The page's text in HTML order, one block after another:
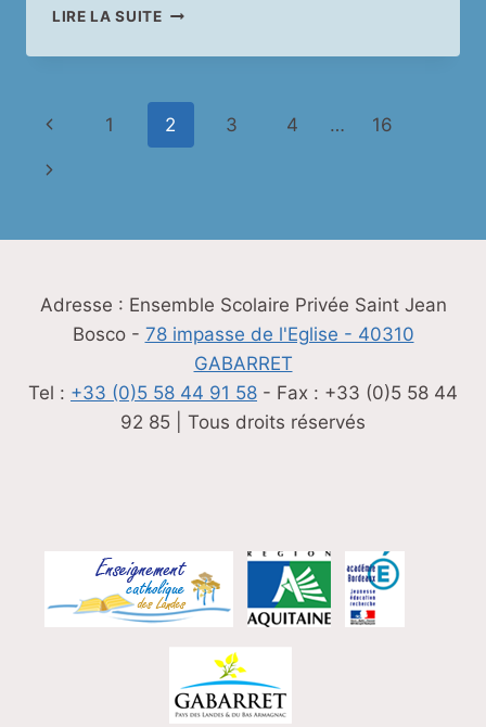
LIRE LA SUITENOUVEAUTÉ: OUVERTURE
ATELIER
POUR
LES
COLLÉGIENS
4ÈME
Navigation
de
Page
précédente
1 2 3 4 … 16
Page
Adresse : Ensemble Scolaire Privée Saint Jean
Bosco - 78 impasse de l'Eglise - 40310
GABARRET
Tel : +33 (0)5 58 44 91 58 - Fax : +33 (0)5 58 44
92 85 | Tous droits réservés